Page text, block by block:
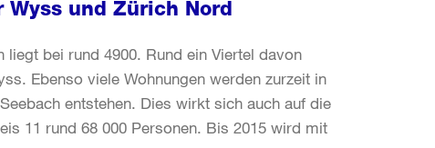
Wyss und Zürich Nord
bei rund 4900. Rund ein Viertel davon
Ebenso viele Wohnungen werden zurzeit in
entstehen. Dies wirkt sich auch auf die
11 rund 68 000 Personen. Bis 2015 wird mit